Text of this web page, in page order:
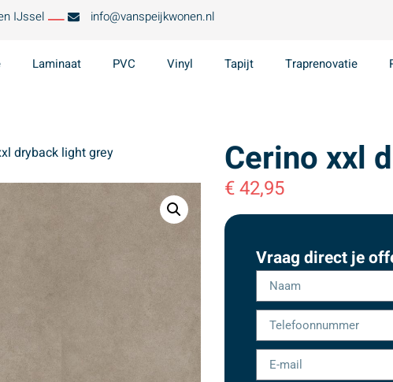
IJssel info@vanspeijkwonen.nl
Laminaat PVC Vinyl Tapijt Traprenovatie
dryback light grey Cerino xxl
€42,95
Vraag direct je